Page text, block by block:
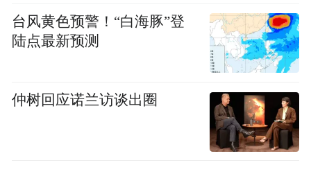
台风黄色预警！“白海豚”登
陆点最新预测
仲树回应诺兰访谈出圈